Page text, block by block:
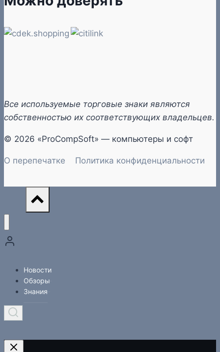
Все используемые торговые знаки являются
собственностью их соответствующих владельцев.
© 2026 «ProCompSoft» — компьютеры и софт
О перепечатке Политика конфиденциальности
Новости
Обзоры
Знания